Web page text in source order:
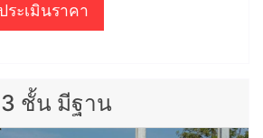
ะเมินราคา
ชั้น มีฐาน